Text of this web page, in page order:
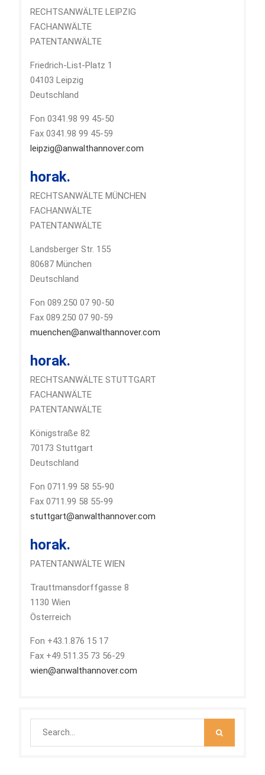
RECHTSANWÄLTE LEIPZIG
FACHANWÄLTE
PATENTANWÄLTE
Friedrich-List-Platz 1
04103 Leipzig
Deutschland
Fon 0341.98 99 45-50
Fax 0341.98 99 45-59
leipzig@anwalthannover.com
horak.
RECHTSANWÄLTE MÜNCHEN
FACHANWÄLTE
PATENTANWÄLTE
Landsberger Str. 155
80687 München
Deutschland
Fon 089.250 07 90-50
Fax 089.250 07 90-59
muenchen@anwalthannover.com
horak.
RECHTSANWÄLTE STUTTGART
FACHANWÄLTE
PATENTANWÄLTE
Königstraße 82
70173 Stuttgart
Deutschland
Fon 0711.99 58 55-90
Fax 0711.99 58 55-99
stuttgart@anwalthannover.com
horak.
PATENTANWÄLTE WIEN
Trauttmansdorffgasse 8
1130 Wien
Österreich
Fon +43.1.876 15 17
Fax +49.511.35 73 56-29
wien@anwalthannover.com